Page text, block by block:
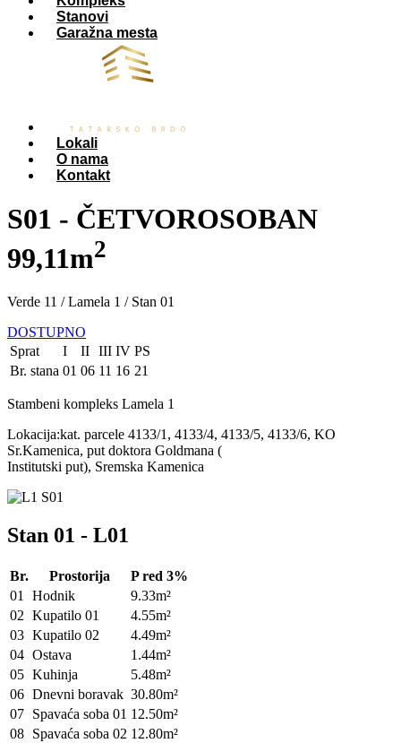
Stanovi
Garažna mesta
Lokali
O nama
Kontakt
S01 - ČETVOROSOBAN
99,11m2
Verde 11 / Lamela 1 / Stan 01
DOSTUPNO
Sprat
I II III IV PS
Br. stana 01 06 11 16 21
Stambeni kompleks Lamela 1
Lokacija:kat. parcele 4133/1, 4133/4, 4133/5, 4133/6, KO
Sr.Kamenica, put doktora Goldmana (
Institutski put), Sremska Kamenica
Stan 01 - L01
Br. Prostorija
P red 3%
01
Hodnik
9.33m²
02 Kupatilo 01
4.55m²
03 Kupatilo 02
4.49m²
04 Ostava
1.44m²
05 Kuhinja
5.48m²
06 Dnevni boravak 30.80m²
07 Spavaća soba 01 12.50m²
08 Spavaća soba 02 12.80m²